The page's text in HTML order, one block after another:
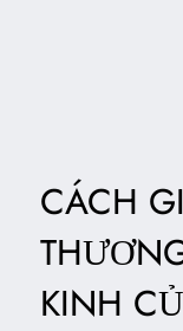
CÁCH
KINH